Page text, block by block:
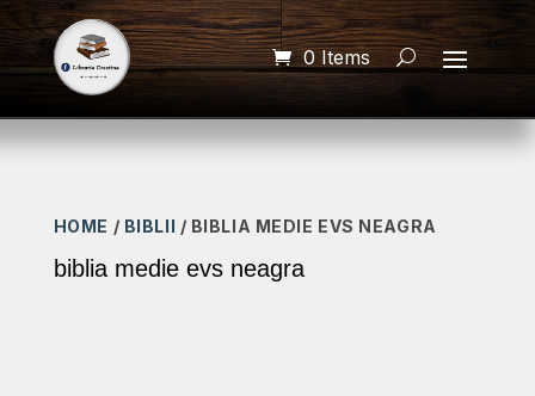
0 Items
HOME / BIBLII / BIBLIA MEDIE EVS NEAGRA
biblia medie evs neagra